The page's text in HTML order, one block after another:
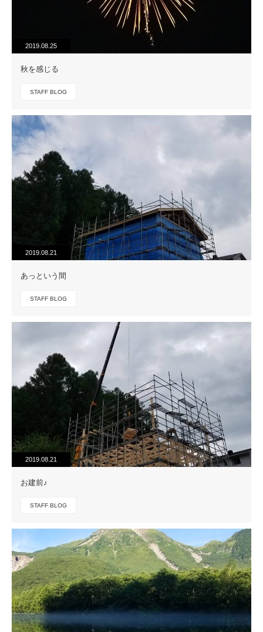
2019.08.25
秋を感じる
STAFF BLOG
2019.08.21
あっという間
STAFF BLOG
2019.08.21
お建前♪
STAFF BLOG